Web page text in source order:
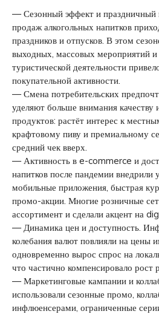
— Сезонный эффект и праздничный
продаж алкогольных напитков
праздников и отпусков. В этом
выходных, массовых мероприятий
туристической деятельности
покупательной активности.
— Смена потребительских
уделяют больше внимания качеству
продуктов: растёт интерес к
крафтовому пиву и премиальному
средний чек вверх.
— Активность в e-commerce и
напитков после пандемии
мобильные приложения, быстрая
промо-акции. Многие розничные
ассортимент и сделали акцент на
— Динамика цен и доступность.
колебания валют повлияли на цены
одновременно вырос спрос на
что частично компенсировало рост
— Маркетинговые кампании и
использовали сезонные промо,
инфлюенсерами, ограниченные